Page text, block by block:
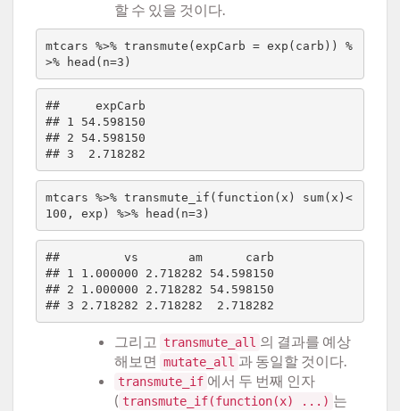
할 수 있을 것이다.
mtcars %>% transmute(expCarb = exp(carb)) %
##     expCarb
## 1 54.598150
## 2 54.598150
mtcars %>% transmute_if(function(x) sum(x)<
##         vs       am      carb
## 1 1.000000 2.718282 54.598150
## 2 1.000000 2.718282 54.598150
그리고 transmute_all 의 결과를 예상
해보면 mutate_all 과 동일할 것이다.
transmute_if 에서 두 번째 인자
( transmute_if(function(x) ...) 는